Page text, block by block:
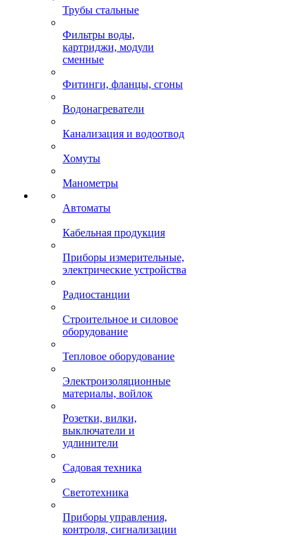
Трубы стальные
Фильтры воды,
картриджи, модули
сменные
Фитинги, фланцы, сгоны
Водонагреватели
Канализация и водоотвод
Хомуты
Манометры
Автоматы
Кабельная продукция
Приборы измерительные,
электрические устройства
Радиостанции
Строительное и силовое
оборудование
Тепловое оборудование
Электроизоляционные
материалы, войлок
Розетки, вилки,
выключатели и
удлинители
Садовая техника
Светотехника
Приборы управления,
контроля, сигнализации